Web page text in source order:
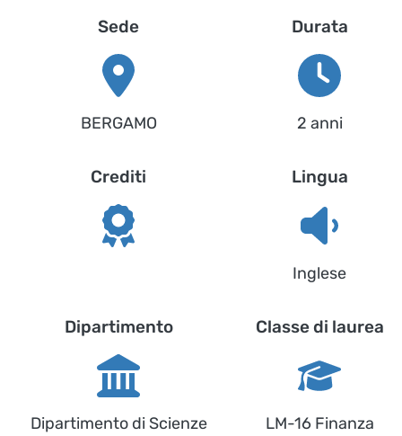
Sede
BERGAMO
Durata
2 anni
Crediti Lingua
Inglese
Dipartimento
Dipartimento di Scienze
Classe di laurea
LM-16 Finanza